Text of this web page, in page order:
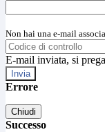
Non hai una e-mail
E-mail inviata, si
Errore
Chiudi
Successo